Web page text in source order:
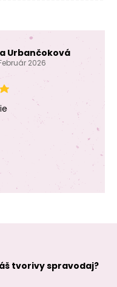
Minerálne koráliky
Modrý achát
pruhovaný 8mm
Urbančoková
2026
tvorivy spravodaj?